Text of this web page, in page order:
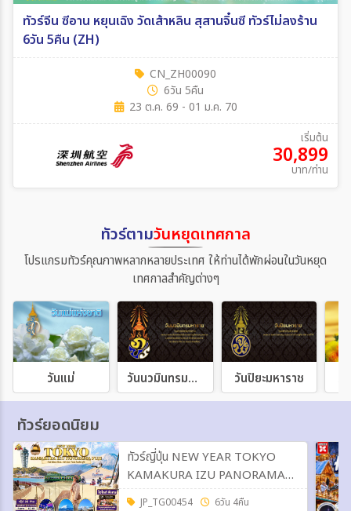
ทัวร์จีน ซีอาน หยุนเฉิง วัดเส้าหลิน สุสานจิ๋นซี ทัวร์ไม่ลงร้าน
6วัน 5คืน (ZH)
CN_ZH00090
6วัน 5คืน
23 ต.ค. 69 - 01 ม.ค. 70
เริ่มต้น
30,899
บาท/ท่าน
ทัวร์ตามวันหยุดเทศกาล
โปรแกรมทัวร์คุณภาพหลากหลายประเทศ ให้ท่านได้พักผ่อนในวันหยุด
เทศกาลสำคัญต่างๆ
วันแม่ วันนวมินทรมหาราช วันปิยะมหาราช
ทัวร์ยอดนิยม
ทัวร์ญี่ปุ่น NEW YEAR TOKYO
KAMAKURA IZU PANORAMA
FUJI 6วัน 4คืน (TG)
JP_TG00454 6วัน 4คืน